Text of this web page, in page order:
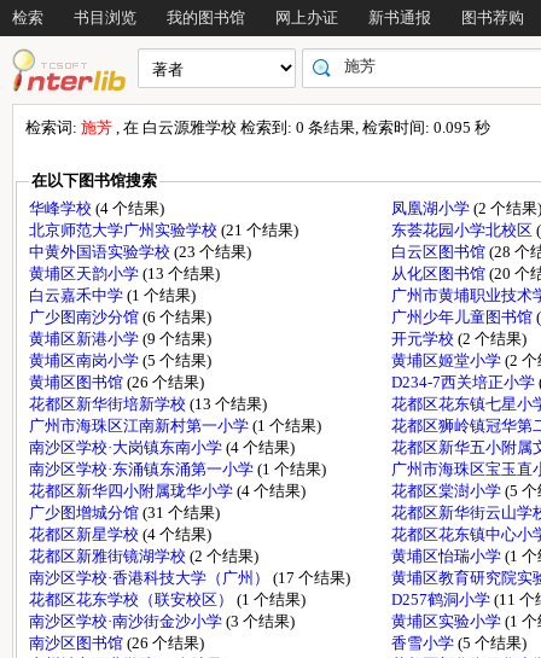
检索 书目浏览 我的图书馆 网上办证 新书通报 图书荐购
检索词: 施芳 , 在 白云源雅学校 检索到: 0 条结果, 检索时间: 0.095 秒
在以下图书馆搜索
华峰学校 (4 个结果) 凤凰湖小学 (2 个结果)
北京师范大学广州实验学校 (21 个结果) 东荟花园小学北校区
中黄外国语实验学校 (23 个结果) 白云区图书馆 (28 个
黄埔区天韵小学 (13 个结果) 从化区图书馆 (20 个
白云嘉禾中学 (1 个结果)
广州市黄埔职业技术
广少图南沙分馆 (6 个结果) 广州少年儿童图书馆
黄埔区新港小学 (9 个结果) 开元学校 (2 个结果)
黄埔区南岗小学 (5 个结果) 黄埔区姬堂小学 (2
黄埔区图书馆 (26 个结果) D234-7西关培正小学
花都区新华街培新学校 (13 个结果)
花都区花东镇七星小
广州市海珠区江南新村第一小学 (1 个结果)
花都区狮岭镇冠华第
南沙区学校·大岗镇东南小学 (4 个结果)
花都区新华五小附属
南沙区学校·东涌镇东涌第一小学 (1 个结果)
广州市海珠区宝玉直
花都区新华四小附属珑华小学 (4 个结果) 花都区棠澍小学 (5
广少图增城分馆 (31 个结果)
花都区新华街云山学
花都区新星学校 (4 个结果)
花都区花东镇中心小
花都区新雅街镜湖学校 (2 个结果) 黄埔区怡瑞小学 (1
南沙区学校·香港科技大学（广州） (17 个结果)
黄埔区教育研究院实
花都区花东学校（联安校区） (1 个结果) D257鹤洞小学 (11 个
南沙区学校·南沙街金沙小学 (3 个结果) 黄埔区实验小学 (1
南沙区图书馆 (26 个结果) 香雪小学 (5 个结果)